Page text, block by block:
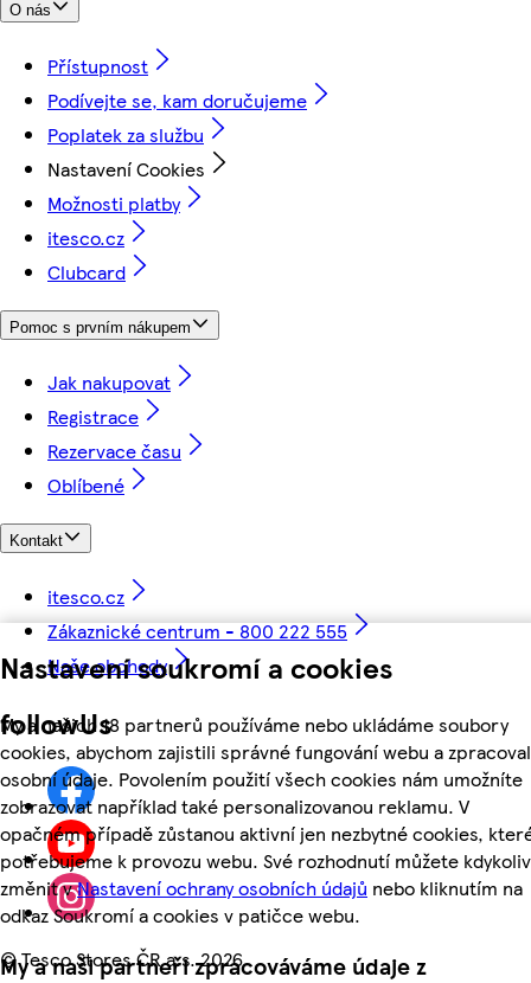
Nastavení soukromí a cookies
My a našich 18 partnerů používáme nebo ukládáme soubory
cookies, abychom zajistili správné fungování webu a
osobní údaje. Povolením použití všech cookies nám umožníte
zobrazovat například také personalizovanou reklamu. V
opačném případě zůstanou aktivní jen nezbytné cookies,
potřebujeme k provozu webu. Své rozhodnutí můžete kdykoliv
změnit vNastavení ochrany osobních údajů nebo kliknutím na
odkaz Soukromí a cookies v patičce webu.
My a naši partneři zpracováváme údaje z
O nás
Přístupnost
Podívejte se, kam doručujeme
Poplatek za službu
Nastavení Cookies
Možnosti platby
itesco.cz
Clubcard
Pomoc s prvním nákupem
Jak nakupovat
Registrace
Rezervace času
Oblíbené
Kontakt
itesco.cz
Zákaznické centrum - 800 222 555
Naše obchody
followUs
©Tesco Stores ČR a.s. 2026